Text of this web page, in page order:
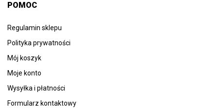
POMOC
Regulamin sklepu
Polityka prywatności
Mój koszyk
Moje konto
Wysyłka i płatności
Formularz kontaktowy